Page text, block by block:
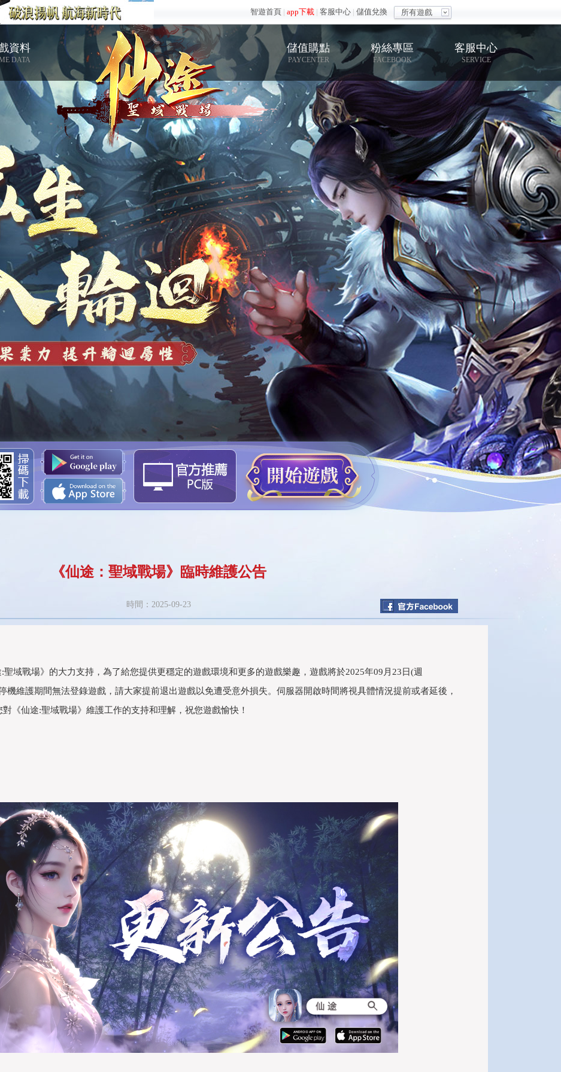
所有遊戲
智遊首頁 | app下載 | 客服中心 | 儲值兌換
資料
DATA
儲值購點
PAYCENTER
粉絲專區
FACEBOOK
客服中心
SERVICE
《仙途：聖域戰場》臨時維護公告
時間：2025-09-23
戰場》的大力支持，為了給您提供更穩定的遊戲環境和更多的遊戲樂趣，遊戲將於2025年09月23日(週
機維護期間無法登錄遊戲，請大家提前退出遊戲以免遭受意外損失。伺服器開啟時間將視具體情況提前或者延後，
《仙途:聖域戰場》維護工作的支持和理解，祝您遊戲愉快！